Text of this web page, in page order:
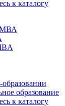
к каталогу
МВА
образование
к каталогу